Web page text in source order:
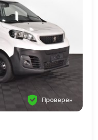
Проверен